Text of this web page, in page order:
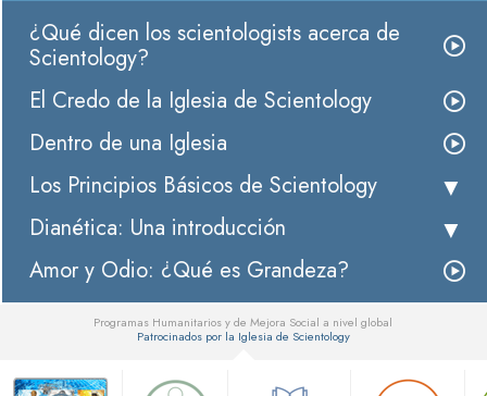
¿Qué dicen los scientologists acerca de
Scientology?
El Credo de la Iglesia de Scientology
Dentro de una Iglesia
Los Principios Básicos de Scientology
Dianética: Una introducción
Amor y Odio: ¿Qué es Grandeza?
Programas Humanitarios y de Mejora Social a nivel global
Patrocinados por la Iglesia de Scientology